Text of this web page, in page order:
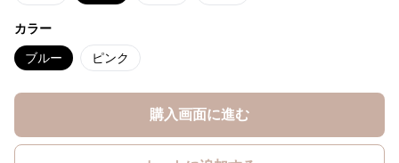
カラー
ブルー ピンク
購入画面に進む